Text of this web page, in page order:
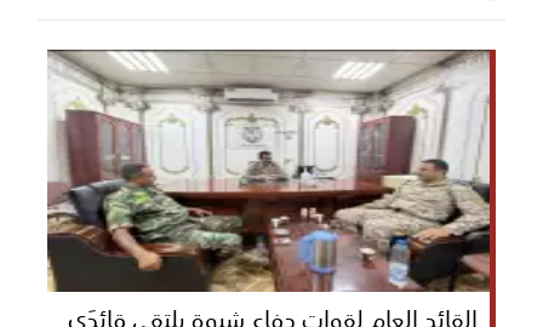
القائد العام لقوات دفاع شبوة يلتقي قائدَي